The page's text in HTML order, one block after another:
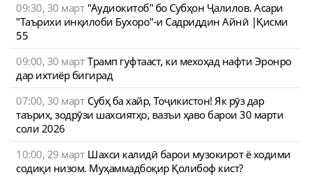
09:30, 30 март "Аудиокитоб" бо Субҳон Ҷалилов. Асари
"Таърихи инқилоби Бухоро"-и Садриддин Айнӣ |Қисми
55
09:00, 30 март Трамп гуфтааст, ки мехоҳад нафти Эронро
дар ихтиёр бигирад
07:00, 30 март Субҳ ба хайр, Тоҷикистон! Як рӯз дар
таърих, зодрӯзи шахсиятҳо, вазъи ҳаво барои 30 марти
соли 2026
10:00, 29 март Шахси калидӣ барои музокирот ё ходими
содиқи низом. Муҳаммадбоқир Қолибоф кист?